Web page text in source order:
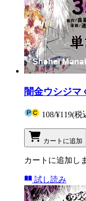
闇金ウシジ
108/¥119(税
カートに追加
カートに追加し
試し読み